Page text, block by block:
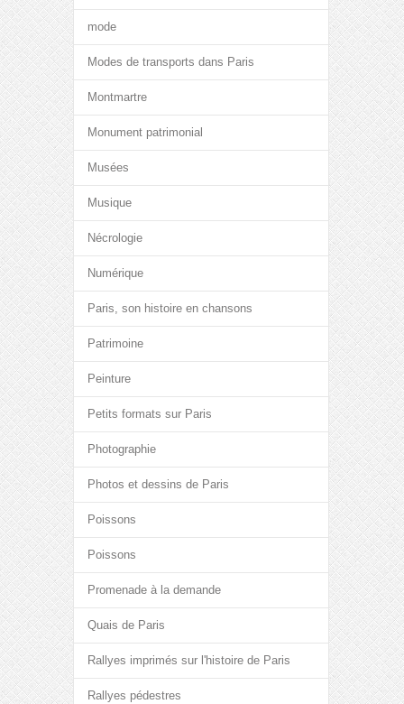
mode
Modes de transports dans Paris
Montmartre
Monument patrimonial
Musées
Musique
Nécrologie
Numérique
Paris, son histoire en chansons
Patrimoine
Peinture
Petits formats sur Paris
Photographie
Photos et dessins de Paris
Poissons
Poissons
Promenade à la demande
Quais de Paris
Rallyes imprimés sur l'histoire de Paris
Rallyes pédestres